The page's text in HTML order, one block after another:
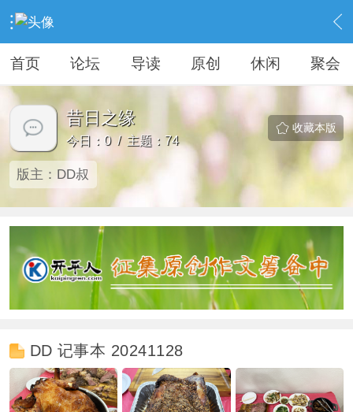
› KAIPINGREN › 昔日之缘
首页 论坛 导读 原创 休闲 聚会
昔日之缘
今日：0 / 主题：74
收藏本版
版主： DD叔
DD 记事本 20241128